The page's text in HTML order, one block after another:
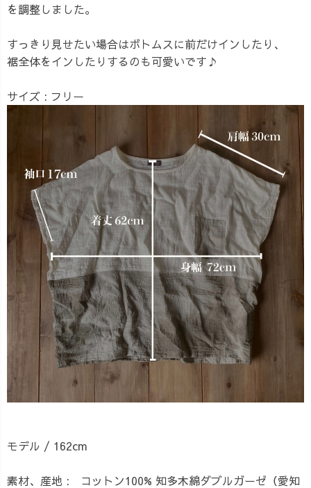
を調整しました。
すっきり見せたい場合はボトムスに前だけインしたり、
裾全体をインしたりするのも可愛いです♪
サイズ : フリー
モデル / 162cm
素材、産地 : コットン100% 知多木綿ダブルガーゼ（愛知